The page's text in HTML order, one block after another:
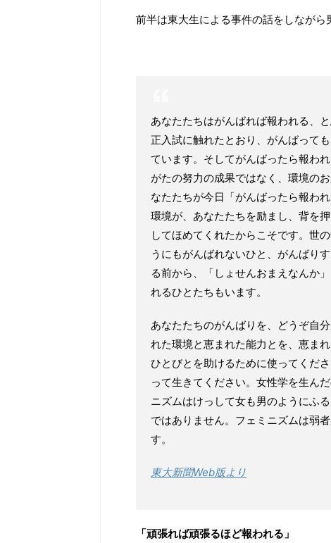
前半は東大生による事件の話をしながら
あなたたちはがんばれば報われる、
正入試に触れたとおり、がんばって
ています。そしてがんばったら報わ
がたの努力の成果ではなく、環境の
なたたちが今日「がんばったら報わ
環境が、あなたたちを励まし、背を
してほめてくれたからこそです。世
うにもがんばれないひと、がんばり
る前から、「しょせんおまえなんか
れるひとたちもいます。
あなたたちのがんばりを、どうぞ自
れた環境と恵まれた能力とを、恵ま
ひとびとを助けるために使ってくだ
って生きてください。女性学を生ん
ニズムはけっして女も男のようにふ
ではありません。フェミニズムは弱
す。
東大新聞Web版より
「頑張れば頑張るほど報われる」